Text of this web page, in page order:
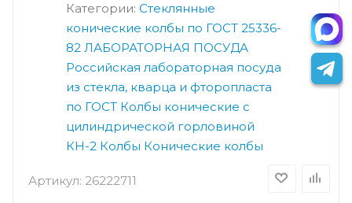
Артикул: 26222711
Категории: Стеклянные
конические колбы по ГОСТ 25336-
82 ЛАБОРАТОРНАЯ ПОСУДА
Российская лабораторная посуда
из стекла, кварца и фторопласта
по ГОСТ Колбы конические с
цилиндрической горловиной
КН-2 Колбы Конические колбы